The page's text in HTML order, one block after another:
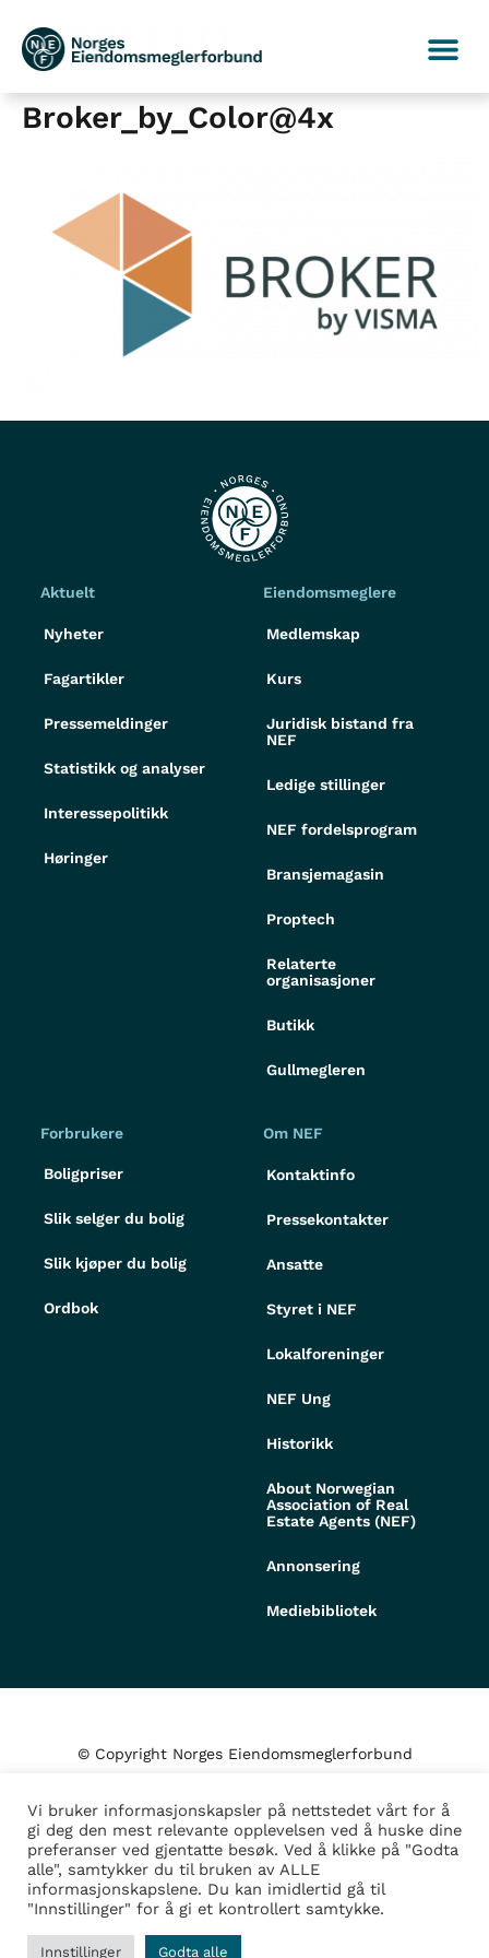
Broker_by_Color@4x
Aktuelt
Nyheter
Fagartikler
Pressemeldinger
Statistikk og analyser
Interessepolitikk
Høringer
Eiendomsmeglere
Medlemskap
Kurs
Juridisk bistand fra
NEF
Ledige stillinger
NEF fordelsprogram
Bransjemagasin
Proptech
Relaterte
organisasjoner
Butikk
Gullmegleren
Forbrukere
Boligpriser
Slik selger du bolig
Slik kjøper du bolig
Ordbok
Om NEF
Kontaktinfo
Pressekontakter
Ansatte
Styret i NEF
Lokalforeninger
NEF Ung
Historikk
About Norwegian
Association of Real
Estate Agents (NEF)
Annonsering
Mediebibliotek
© Copyright Norges Eiendomsmeglerforbund
Personvern og cookies
Administrer samtykke
Design/Utvikling avFortress
Vi bruker informasjonskapsler på nettstedet vårt for å
gi deg den mest relevante opplevelsen ved å huske dine
preferanser ved gjentatte besøk. Ved å klikke på "Godta
alle", samtykker du til bruken av ALLE
informasjonskapslene. Du kan imidlertid gå til
"Innstillinger" for å gi et kontrollert samtykke.
Innstillinger Godta alle